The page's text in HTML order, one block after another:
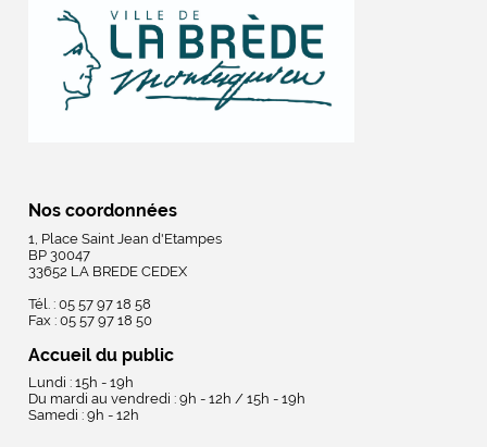
Nos coordonnées
1, Place Saint Jean d'Etampes
BP 30047
33652 LA BREDE CEDEX
Tél. : 05 57 97 18 58
Fax : 05 57 97 18 50
Accueil du public
Lundi : 15h - 19h
Du mardi au vendredi : 9h - 12h / 15h - 19h
Samedi : 9h - 12h